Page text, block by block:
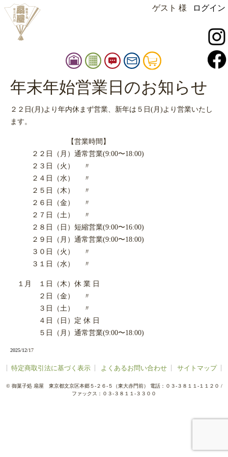
扇屋
ゲスト 様 ログイン
扇
屋
店
舗
報
御
品
書
お
知
ら
せ
お
問
い
合
ト
年末年始営業日のお知らせ
２２日(月)より年内休まず営業、新年は５日(月)より営業いたし
ます。
【営業時間】
２２日（月）通常営業(9:00〜18:00)
２３日（火） 〃
２４日（水） 〃
２５日（木） 〃
２６日（金） 〃
２７日（土） 〃
２８日（日）短縮営業(9:00〜16:00)
２９日（月）通常営業(9:00〜18:00)
３０日（火） 〃
３１日（水） 〃
１月 １日（木）休 業 日
２日（金） 〃
３日（土） 〃
４日（日）定 休 日
５日（月）通常営業(9:00〜18:00)
2025/12/17
特定商取引法に基づく表示 よくあるお問い合わせ サイトマップ
© 御菓子処 扇屋 東京都文京区本郷５-２６-５（東大赤門前） 電話：０３-３８１１-１１２０ /
ファックス：０３-３８１１-３３００
facebook